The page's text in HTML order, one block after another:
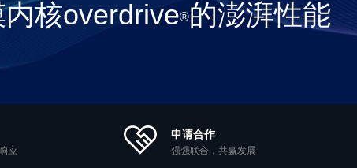
核overdrive®的澎湃性能
应
申请合作
强强联合，共赢发展